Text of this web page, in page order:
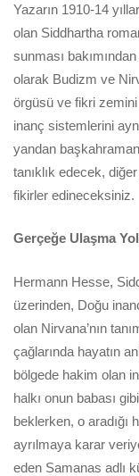
Yazarın 1910-14
olan Siddhartha
sunması
olarak Budizm ve
örgüsü ve fikri zemini
inanç sistemlerini
yandan
tanıklık edecek,
fikirler edineceksiniz.
Gerçeğe Ulaşma
Hermann Hesse,
üzerinden, Doğu
olan Nirvana’nın
çağlarında hayatın
bölgede hakim olan
halkı onun babası
beklerken, o aradığı
ayrılmaya karar
eden Samanas adlı